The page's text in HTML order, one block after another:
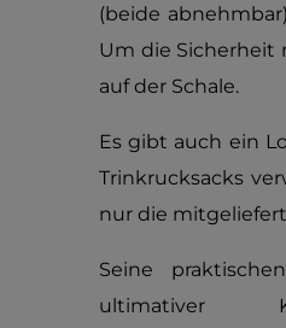
(beide
Um die Sicherheit
auf der Schale.
Es gibt auch ein
Trinkrucksacks
nur die
Seine